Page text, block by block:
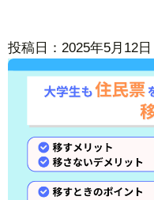
投稿日：2025年5月12